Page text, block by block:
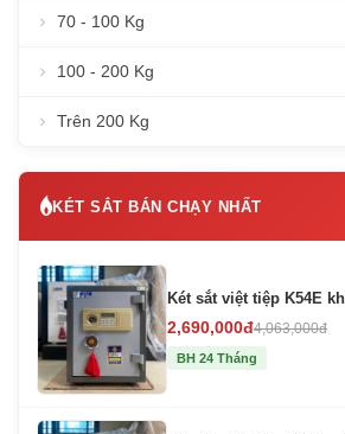
70 - 100 Kg
100 - 200 Kg
Trên 200 Kg
KÉT SẮT BÁN CHẠY NHẤT
Két sắt việt tiệp K54E
2,690,000đ4,063,000đ
BH 24 Tháng